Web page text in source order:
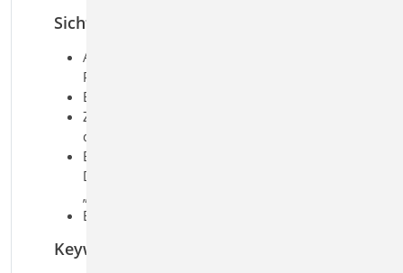
Sichten
Aufbereitung von Sichten zu
Planteilen
Erstellung von Plansichten
Zusammenstellung von Plänen für
die Dokumentation
Einfügen der Pläne in der Statik-
Dokument über das BauStatik-Modul
„S008 Strukturmodell einfügen“
Erstellung von Detailsichten
Keywords